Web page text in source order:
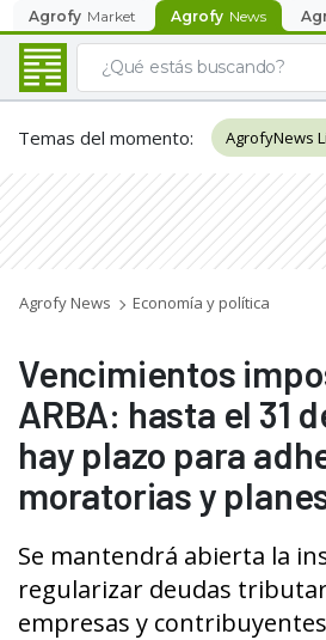
Agrofy Market Agrofy News
Temas del momento: AgrofyNews
Agrofy News Economía y política
Vencimientos
ARBA: hasta el 31
hay plazo para
moratorias y
Se mantendrá abierta la
regularizar deudas
empresas y